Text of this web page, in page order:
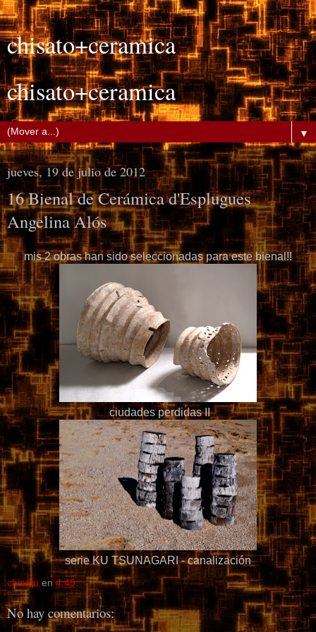
chisato+ceramica
chisato+ceramica
▼
jueves, 19 de julio de 2012
16 Bienal de Cerámica d'Esplugues
Angelina Alós
mis 2 obras han sido seleccionadas para este bienal!!
ciudades perdidas II
serie KU TSUNAGARI - canalización
chisato en4:49
No hay comentarios: